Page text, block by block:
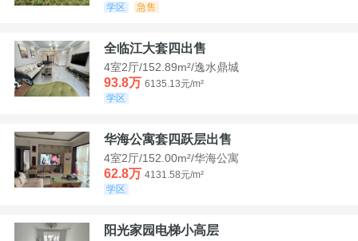
学区
急售
全临江大套四出售
4室2厅/152.89m²/逸水鼎城
93.8万 6135.13元/m²
学区
华海公寓套四跃层出售
4室2厅/152.00m²/华海公寓
62.8万 4131.58元/m²
学区
阳光家园电梯小高层